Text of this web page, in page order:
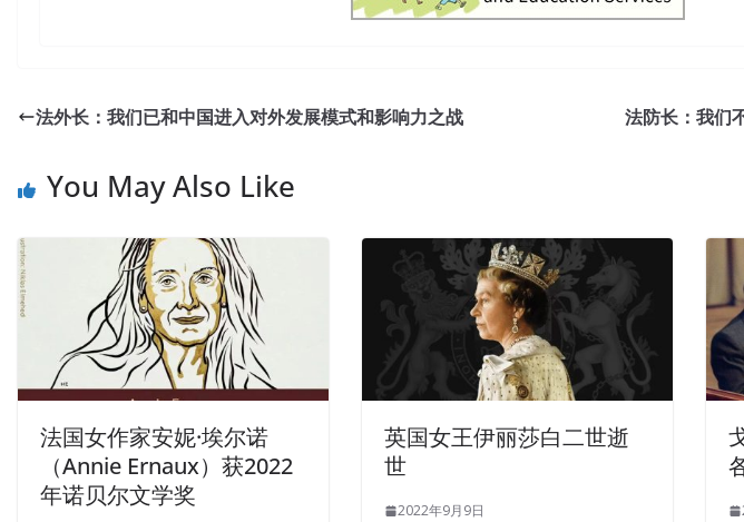
法外长：我们已和中国进入对外发展模式和影响力之战 法防长：我们
You May Also Like
法国女作家安妮·埃尔诺
（Annie Ernaux）获2022
年诺贝尔文学奖
英国女王伊丽莎白二世逝
世
2022年9月9日